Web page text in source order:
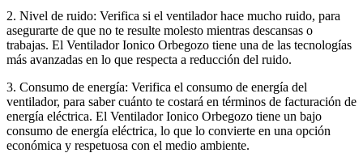
2. Nivel de ruido: Verifica si el ventilador hace mucho ruido, para
asegurarte de que no te resulte molesto mientras descansas o
trabajas. El Ventilador Ionico Orbegozo tiene una de las tecnologías
más avanzadas en lo que respecta a reducción del ruido.
3. Consumo de energía: Verifica el consumo de energía del
ventilador, para saber cuánto te costará en términos de facturación de
energía eléctrica. El Ventilador Ionico Orbegozo tiene un bajo
consumo de energía eléctrica, lo que lo convierte en una opción
económica y respetuosa con el medio ambiente.